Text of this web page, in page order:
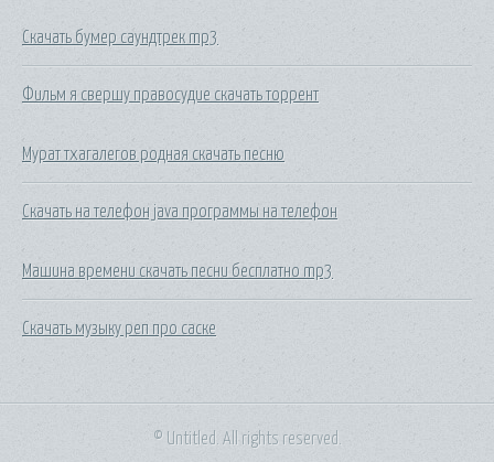
Скачать бумер саундтрек mp3
Фильм я свершу правосудие скачать торрент
Мурат тхагалегов родная скачать песню
Скачать на телефон java программы на телефон
Машина времени скачать песни бесплатно mp3
Скачать музыку реп про саске
© Untitled. All rights reserved.